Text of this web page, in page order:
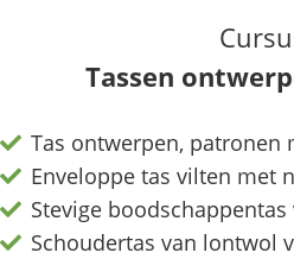
Tassen
Tas ontwerpen, patronen
Enveloppe tas vilten met
Stevige
Schoudertas van lontwol